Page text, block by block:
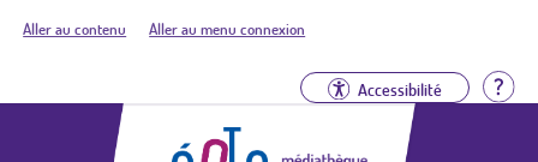
Aller au contenu Aller au menu connexion
Accessibilité